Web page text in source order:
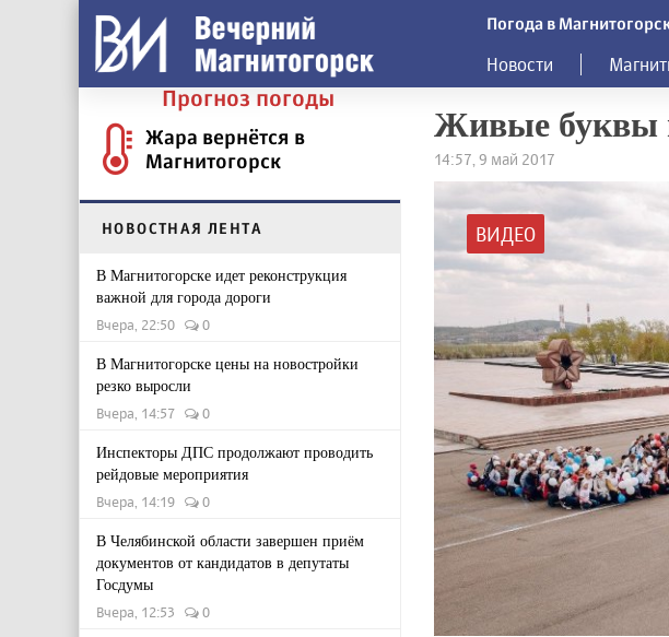
Погода в
Новости
Прогноз погоды
Жара вернётся в
Магнитогорск
НОВОСТНАЯ ЛЕНТА
В Магнитогорске идет реконструкция
важной для города дороги
Вчера, 22:50 0
В Магнитогорске цены на новостройки
резко выросли
Вчера, 14:57 0
Инспекторы ДПС продолжают проводить
рейдовые мероприятия
Вчера, 14:19 0
В Челябинской области завершен приём
документов от кандидатов в депутаты
Госдумы
Вчера, 12:53 0
Живые буквы
14:57, 9 май 2017
ВИДЕО